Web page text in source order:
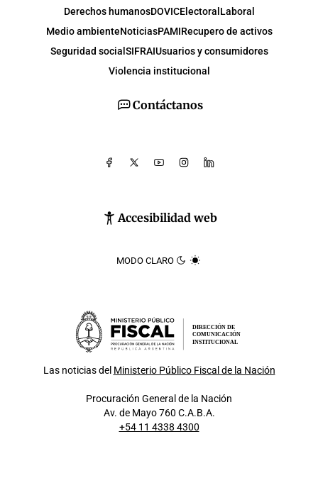
Contáctanos
Accesibilidad web
MODO CLARO
Derechos humanosDOVICElectoral Laboral
Medio ambienteNoticiasPAMIRecupero de activos
Seguridad social SIFRAIUsuarios y consumidores
Violencia institucional
DIRECCIÓN DE
COMUNICACIÓN
INSTITUCIONAL
Las noticias del Ministerio Público Fiscal de la Nación
Procuración General de la Nación
Av. de Mayo 760 C.A.B.A.
+54 11 4338 4300